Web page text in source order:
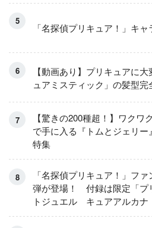
「名探偵プリキュア！」キャ
【動画あり】プリキュアに
ュアミスティック」の髪型完
【驚きの200種超！】ワクワ
で手に入る『トムとジェリー
特集
「名探偵プリキュア！」フ
弾が登場！ 付録は限定「プ
トジュエル キュアアルカナ
アイスver.」 キュアエクレ